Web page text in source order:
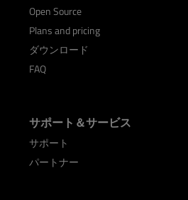
Open Source
Plans and pricing
ダウンロード
FAQ
サポート＆サービス
サポート
パートナー